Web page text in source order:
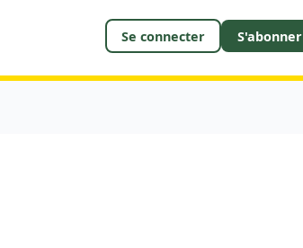
Se connecter S'abonner